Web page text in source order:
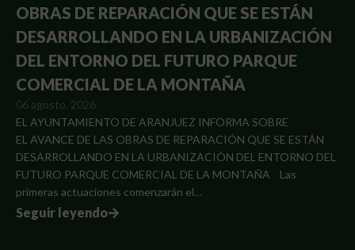
OBRAS DE REPARACIÓN QUE SE ESTÁN
DESARROLLANDO EN LA URBANIZACIÓN
DEL ENTORNO DEL FUTURO PARQUE
COMERCIAL DE LA MONTAÑA
06 agosto, 2026
EL AYUNTAMIENTO DE ARANJUEZ INFORMA SOBRE
EL AVANCE DE LAS OBRAS DE REPARACIÓN QUE SE ESTÁN
DESARROLLANDO EN LA URBANIZACIÓN DEL ENTORNO DEL
FUTURO PARQUE COMERCIAL DE LA MONTAÑA Las
primeras actuaciones comenzarán el…
Seguir leyendo